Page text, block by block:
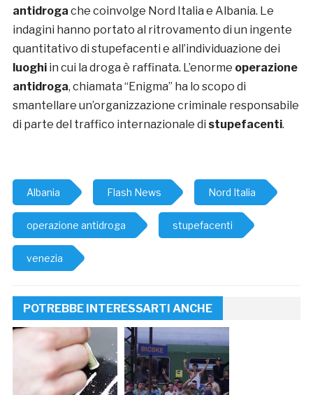
antidroga che coinvolge Nord Italia e Albania. Le
indagini hanno portato al ritrovamento di un ingente
quantitativo di stupefacenti e all’individuazione dei
luoghiin cui la droga è raffinata. L’enorme operazione
antidroga, chiamata “Enigma” ha lo scopo di
smantellare un’organizzazione criminale responsabile
di parte del traffico internazionale di stupefacenti.
Albania Flash News Nord Italia
operazione antidroga stupefacenti
venezia
POTREBBE INTERESSARTI ANCHE